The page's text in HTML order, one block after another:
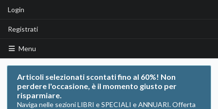
Login
Registrati
Menu
Articoli selezionati scontati fino al 60%! Non
perdere l'occasione, è il momento giusto per
risparmiare.
Naviga nelle sezioni LIBRI e SPECIALI e ANNUARI. Offerta